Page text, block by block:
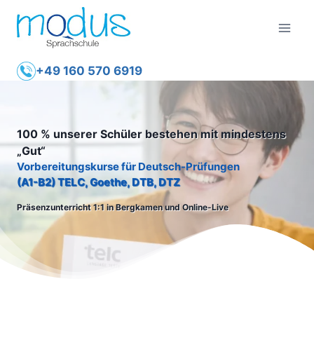
Inhalt
springen
+49 160 570 6919
100 % unserer Schüler bestehen mit mindestens
„Gut“
Vorbereitungskurse für Deutsch-Prüfungen
(A1-B2) TELC, Goethe, DTB, DTZ
Präsenzunterricht 1:1 in Bergkamen und Online-Live